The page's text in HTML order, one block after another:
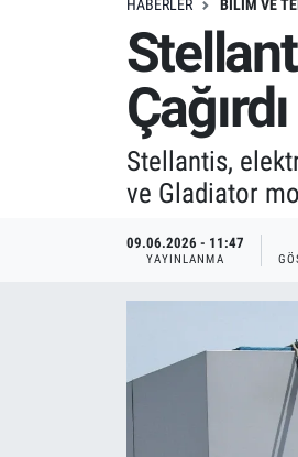
HABERLER BILIM VE
Çağırdı
Stellantis,
ve Gladiator
09.06.2026 - 11:47
YAYINLANMA